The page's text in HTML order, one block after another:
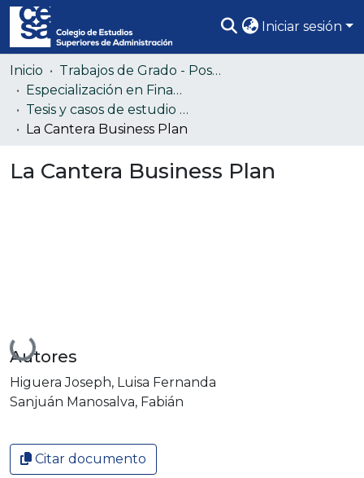
Iniciar sesión
Comunidades
Todo DSpace
Estadísticas
Inicio
Trabajos de Grado - Posgrado
Especialización en Finanzas Corporativas - EFC
Tesis y casos de estudio Especialización en Finanzas Corporativas - EFC (Colección confidencial)
La Cantera Business Plan
La Cantera Business Plan
Cargando...
Autores
Higuera Joseph, Luisa Fernanda
Sanjuán Manosalva, Fabián
Citar documento